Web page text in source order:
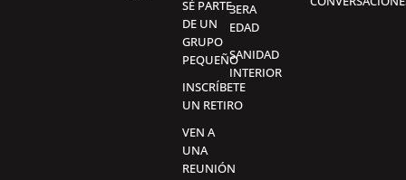
SÉ PARTE
DE UN
GRUPO
PEQUEÑO
INSCRÍBETE
UN RETIRO
VEN A
UNA
REUNIÓN
3ERA
EDAD
SANIDAD
INTERIOR